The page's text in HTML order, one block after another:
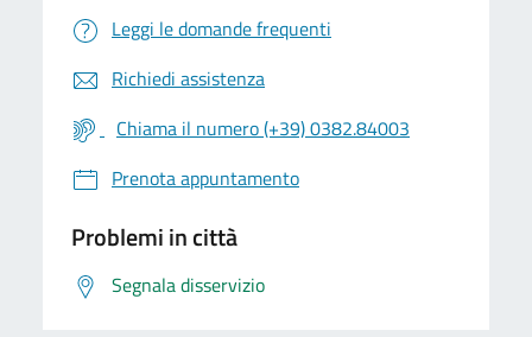
Leggi le domande frequenti
Richiedi assistenza
Chiama il numero (+39) 0382.84003
Prenota appuntamento
Problemi in città
Segnala disservizio